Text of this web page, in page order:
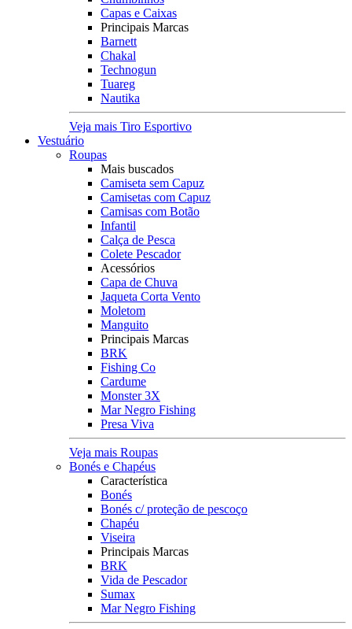
Capas e Caixas
Principais Marcas
Barnett
Chakal
Technogun
Tuareg
Nautika
Veja mais Tiro Esportivo
Vestuário
Roupas
Mais buscados
Camiseta sem Capuz
Camisetas com Capuz
Camisas com Botão
Infantil
Calça de Pesca
Colete Pescador
Acessórios
Capa de Chuva
Jaqueta Corta Vento
Moletom
Manguito
Principais Marcas
BRK
Fishing Co
Cardume
Monster 3X
Mar Negro Fishing
Presa Viva
Veja mais Roupas
Bonés e Chapéus
Característica
Bonés
Bonés c/ proteção de pescoço
Chapéu
Viseira
Principais Marcas
BRK
Vida de Pescador
Sumax
Mar Negro Fishing